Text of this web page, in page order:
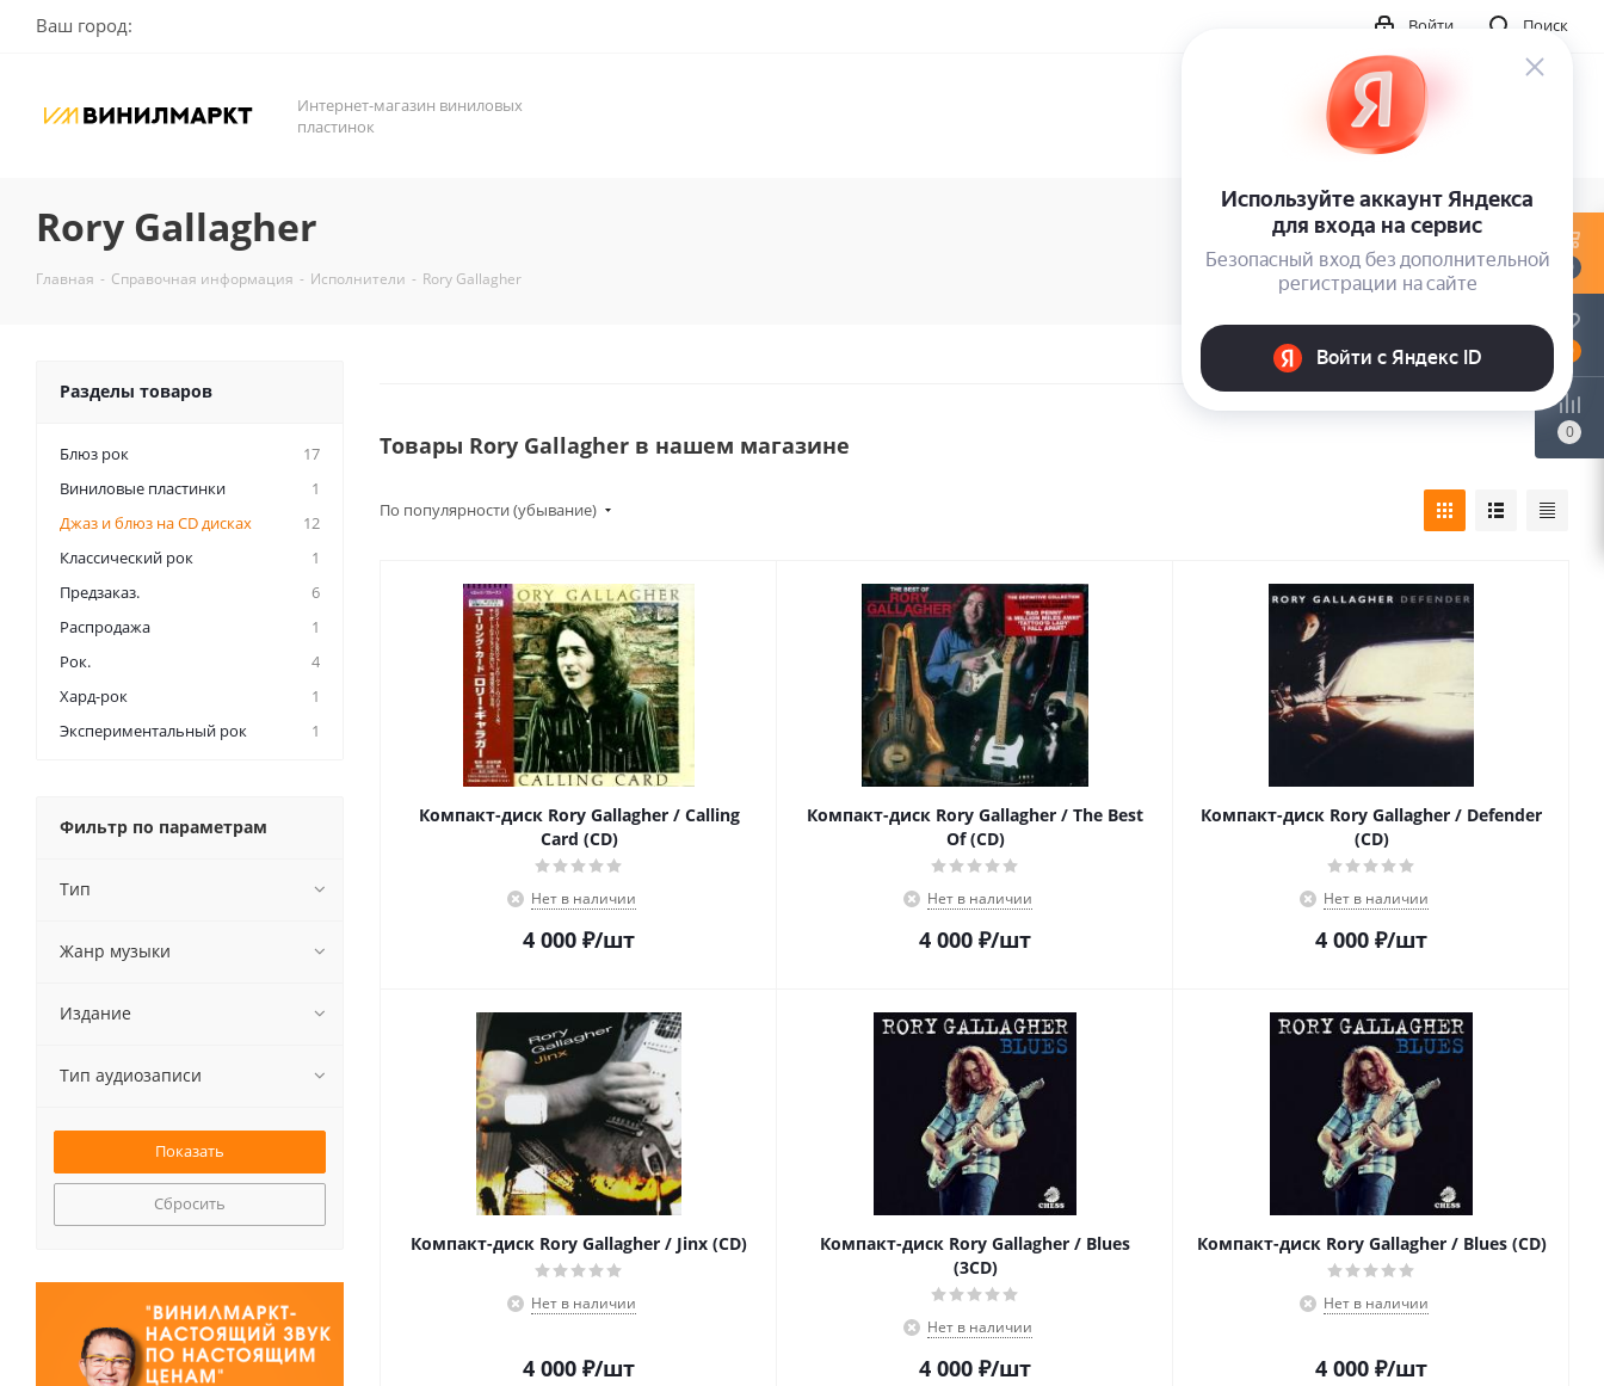
Ваш город: Поиск
Войти
Интернет-магазин виниловых
пластинок
Rory Gallagher
Главная - Справочная информация - Исполнители - Rory Gallagher
Товары Rory Gallagher в нашем магазине
По популярности (убывание)
Компакт-диск Rory Gallagher / Calling
Card (CD)
Нет в наличии
4 000 ₽/шт
Компакт-диск Rory Gallagher / The Best
Of (CD)
Нет в наличии
4 000 ₽/шт
Компакт-диск Rory Gallagher / Defender
(CD)
Нет в наличии
4 000 ₽/шт
Компакт-диск Rory Gallagher / Jinx (CD)
Нет в наличии
4 000 ₽/шт
Компакт-диск Rory Gallagher / Blues
(3CD)
Нет в наличии
4 000 ₽/шт
Компакт-диск Rory Gallagher / Blues (CD)
Нет в наличии
4 000 ₽/шт
Разделы товаров
Блюз рок
17
Виниловые пластинки
1
Джаз и блюз на CD дисках
12
Классический рок
1
Предзаказ.
6
Распродажа
1
Рок.
4
Хард-рок
1
Экспериментальный рок
1
Фильтр по параметрам
Тип
Жанр музыки
Издание
Тип аудиозаписи
Сбросить
0
0
0